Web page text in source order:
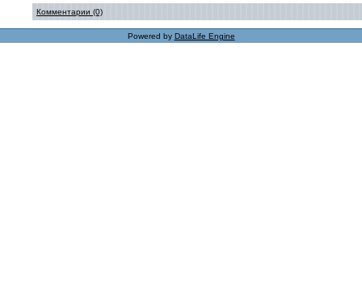
Комментарии (0)
Powered by DataLife Engine